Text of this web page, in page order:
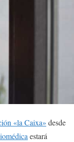
«la Caixa» desde
estará